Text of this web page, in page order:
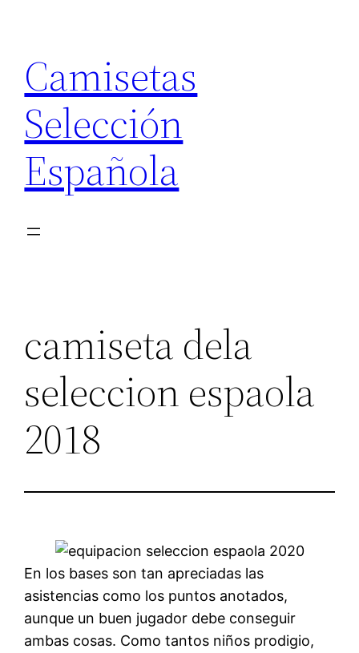
contenido
Camisetas
Selección
Española
camiseta dela
seleccion espaola
2018
En los bases son tan apreciadas las
asistencias como los puntos anotados,
aunque un buen jugador debe conseguir
ambas cosas. Como tantos niños prodigio,